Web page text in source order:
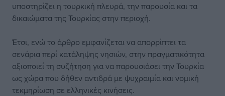
υποστηρίζει η τουρκική πλευρά, την παρουσία και τα
δικαιώματα της Τουρκίας στην περιοχή.
Έτσι, ενώ το άρθρο εμφανίζεται να απορρίπτει τα
σενάρια περί κατάληψης νησιών, στην πραγματικότητα
αξιοποιεί τη συζήτηση για να παρουσιάσει την Τουρκία
ως χώρα που δήθεν αντιδρά με ψυχραιμία και νομική
τεκμηρίωση σε ελληνικές κινήσεις.